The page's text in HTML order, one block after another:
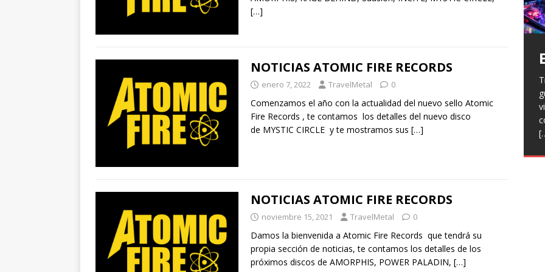
[…]
NOTICIAS ATOMIC FIRE RECORDS
enero 7, 2022 TravelMetal 0
Comenzamos el año con la actualidad del nuevo sello Atomic
Fire Records , te contamos los detalles del nuevo disco
de MYSTIC CIRCLE y te mostramos sus […]
NOTICIAS ATOMIC FIRE RECORDS
noviembre 15, 2021 TravelMetal 0
Damos la bienvenida a Atomic Fire Records que tendrá su
propia sección de noticias, te contamos los detalles de los
próximos discos de AMORPHIS, POWER PALADIN, […]